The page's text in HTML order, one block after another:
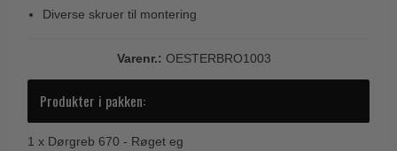
Diverse skruer til montering
Varenr.: OESTERBRO1003
Produkter i pakken:
1 x Dørgreb 670 - Røget eg